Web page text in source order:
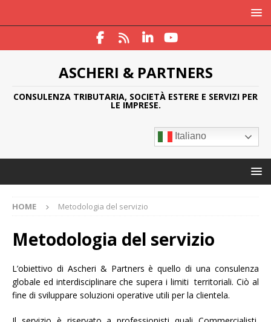
ASCHERI & PARTNERS
CONSULENZA TRIBUTARIA, SOCIETÀ ESTERE E SERVIZI PER
LE IMPRESE.
Italiano
HOME Metodologia del servizio
Metodologia del servizio
L’obiettivo di Ascheri & Partners è quello di una consulenza
globale ed interdisciplinare che supera i limiti territoriali. Ciò al
fine di sviluppare soluzioni operative utili per la clientela.